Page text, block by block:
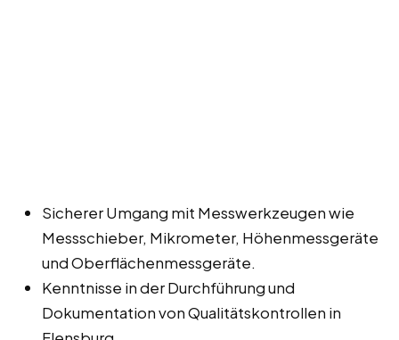
Sicherer Umgang mit Messwerkzeugen wie
Messschieber, Mikrometer, Höhenmessgeräte
und Oberflächenmessgeräte.
Kenntnisse in der Durchführung und
Dokumentation von Qualitätskontrollen in